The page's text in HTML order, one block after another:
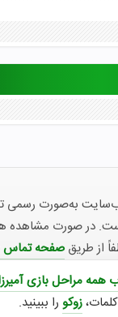
به‌صورت رسمی
در صورت مشاهده
از طریقصفحه تماس
همه مراحل بازی
کلمات،زوکو را ببینید.